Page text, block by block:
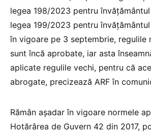
legea 198/2023 pentru
legea 199/2023 pentru
în vigoare pe 3 septembrie, regulile
sunt încă aprobate, iar asta
aplicate regulile vechi, pentru că
abrogate, precizează ARF în
Rămân așadar în vigoare normele
Hotărârea de Guvern 42 din 2017,